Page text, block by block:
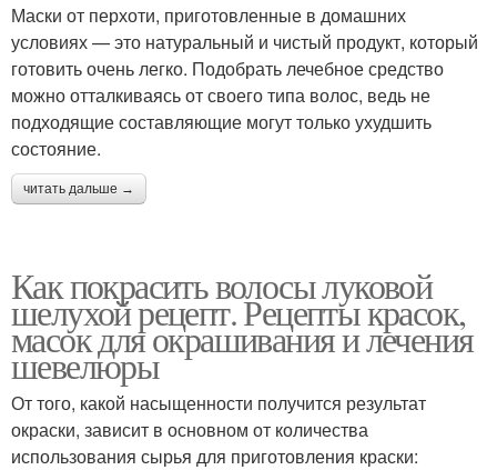
Маски от перхоти, приготовленные в домашних
условиях — это натуральный и чистый продукт, который
готовить очень легко. Подобрать лечебное средство
можно отталкиваясь от своего типа волос, ведь не
подходящие составляющие могут только ухудшить
состояние.
читать дальше →
Как покрасить волосы луковой
шелухой рецепт. Рецепты красок,
масок для окрашивания и лечения
шевелюры
От того, какой насыщенности получится результат
окраски, зависит в основном от количества
использования сырья для приготовления краски: